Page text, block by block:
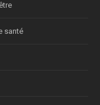
santé